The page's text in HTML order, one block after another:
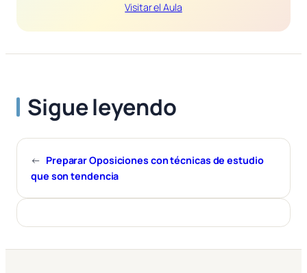
Visitar el Aula
Sigue leyendo
← Preparar Oposiciones con técnicas de estudio
que son tendencia